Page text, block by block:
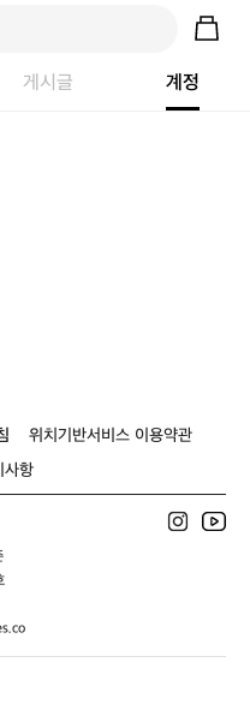
게시글 계정
위치기반서비스 이용약관
사항